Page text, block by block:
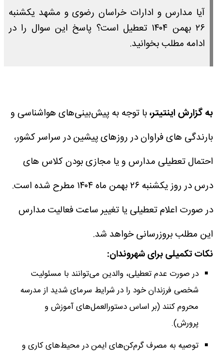
آیا مدارس و ادارات خراسان رضوی و مشهد یکشنبه
۲۶ بهمن ۱۴۰۴ تعطیل است؟ پاسخ این سوال را در
ادامه مطلب بخوانید.
به گزارش اینتیتر،با توجه به پیش‌بینی‌های هواشناسی و
بارندگی های فراوان در روزهای پیشین در سراسر کشور،
احتمال تعطیلی مدارس و یا مجازی بودن کلاس های
درس در روز یکشنبه ۲۶ بهمن ماه ۱۴۰۴ مطرح شده است.
در صورت اعلام تعطیلی یا تغییر ساعت فعالیت مدارس
این مطلب بروزرسانی خواهد شد.
نکات تکمیلی برای شهروندان:
در صورت عدم تعطیلی، والدین می‌توانند با مسئولیت
شخصی فرزندان خود را در شرایط سرمای شدید از مدرسه
محروم کنند (بر اساس دستورالعمل‌های آموزش و
پرورش).
توصیه به مصرف گرم‌کن‌های ایمن در محیط‌های کاری و